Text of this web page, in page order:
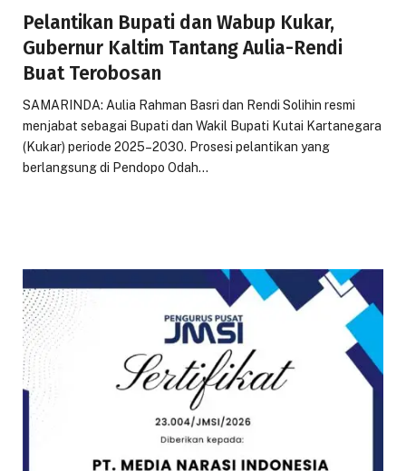
Pelantikan Bupati dan Wabup Kukar,
Gubernur Kaltim Tantang Aulia-Rendi
Buat Terobosan
SAMARINDA: Aulia Rahman Basri dan Rendi Solihin resmi
menjabat sebagai Bupati dan Wakil Bupati Kutai Kartanegara
(Kukar) periode 2025–2030. Prosesi pelantikan yang
berlangsung di Pendopo Odah…